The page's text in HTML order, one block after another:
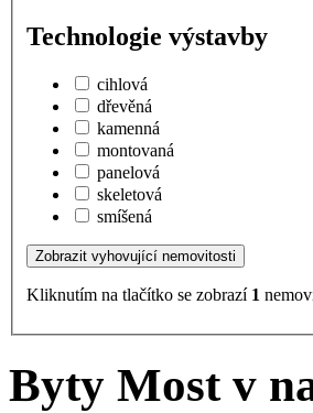
Technologie výstavby
cihlová
dřevěná
kamenná
montovaná
panelová
skeletová
smíšená
Kliknutím na tlačítko se zobrazí 1
Byty Most v